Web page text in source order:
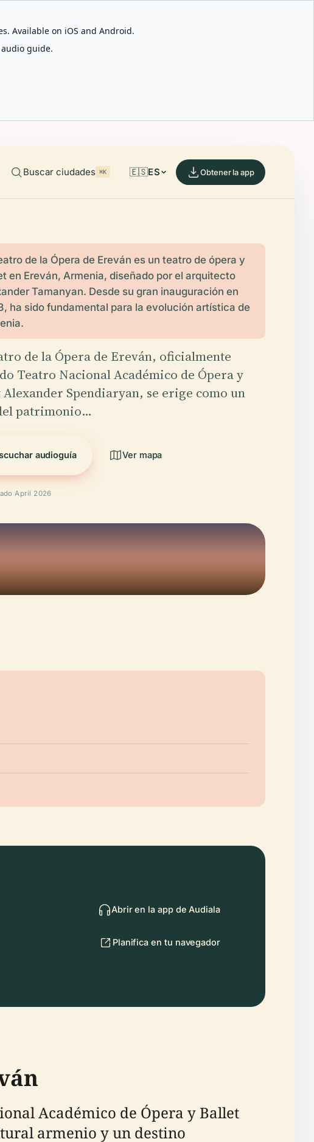
Available on iOS and Android.
guide.
Buscar ciudades ⌘K 🇪🇸ES Obtener la app
de la Ópera de Ereván es un teatro de ópera y
en Ereván, Armenia, diseñado por el arquitecto
Tamanyan. Desde su gran inauguración en
ha sido fundamental para la evolución artística de
de la Ópera de Ereván, oficialmente
Teatro Nacional Académico de Ópera y
Alexander Spendiaryan, se erige como un
patrimonio…
audioguía Ver mapa
April 2026
Abrir en la app de Audiala
Planifica en tu navegador
Académico de Ópera y Ballet
armenio y un destino